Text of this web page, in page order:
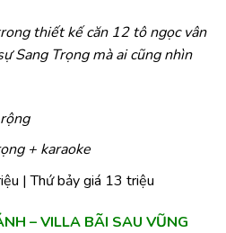
thiết kế căn 12 tô ngọc vân
Sang Trọng mà ai cũng nhìn
+ karaoke
| Thứ bảy giá 13 triệu
– VILLA BÃI SAU VŨNG